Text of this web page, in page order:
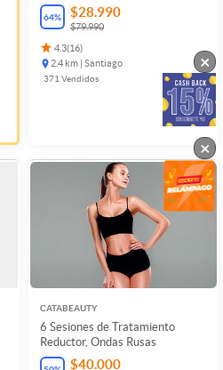
64% $28.990
$79.990
4.3(16)
2.4 km | Santiago
371 Vendidos
CATABEAUTY
6 Sesiones de Tratamiento
Reductor, Ondas Rusas
$40.000
×
×